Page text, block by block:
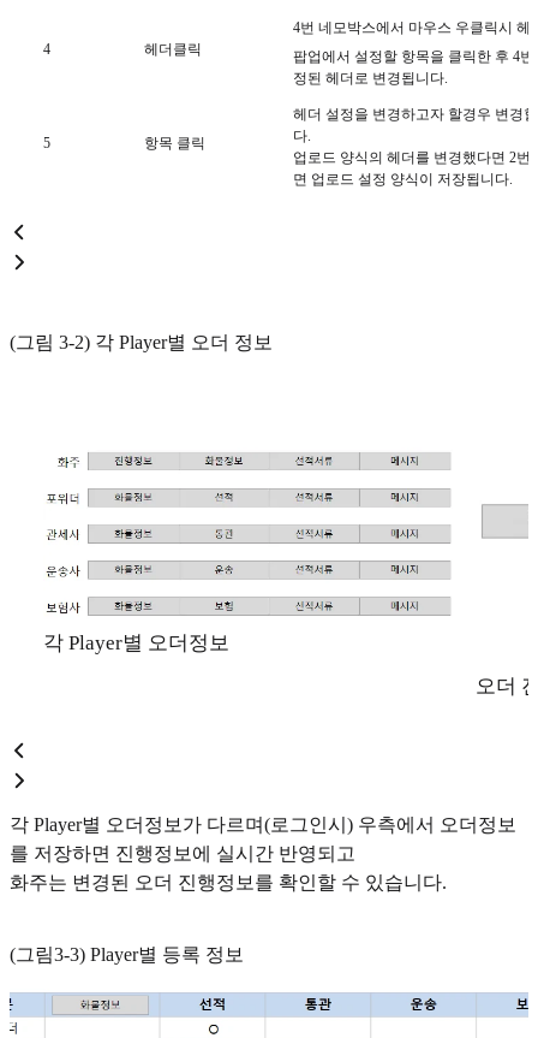
4 헤더클릭
4번 네모박스에서 마우스 우클릭시 헤
팝업에서 설정할 항목을 클릭한 후 4
정된 헤더로 변경됩니다.
5 항목 클릭
헤더 설정을 변경하고자 할경우 변경
다.
업로드 양식의 헤더를 변경했다면 2
면 업로드 설정 양식이 저장됩니다.
(그림 3-2) 각 Player별 오더 정보
각 Player별 오더정보
오더
각 Player별 오더정보가 다르며(로그인시) 우측에서 오더정보
를 저장하면 진행정보에 실시간 반영되고
화주는 변경된 오더 진행정보를 확인할 수 있습니다.
(그림3-3) Player별 등록 정보